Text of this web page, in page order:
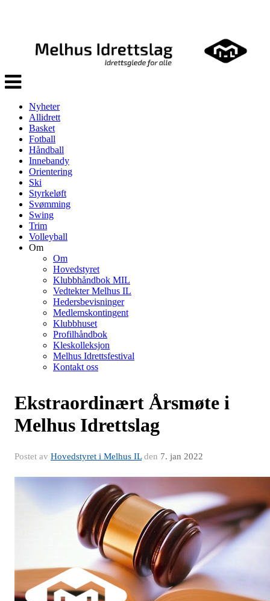
Veksle
navigasjon
Nyheter
Allidrett
Basket
Fotball
Håndball
Innebandy
Orientering
Ski
Styrkeløft
Svømming
Swing
Trim
Volleyball
Om
Om
Hovedstyret
Klubbhåndbok MIL
Vedtekter Melhus IL
Hedersbevisninger
Medlemskontingent
Klubbhuset
Profilhåndbok
Kleskolleksjon
Melhus Idrettsfestival
Kontakt oss
Ekstraordinært Årsmøte i
Melhus Idrettslag
Postet av Hovedstyret i Melhus ILden 7. jan 2022